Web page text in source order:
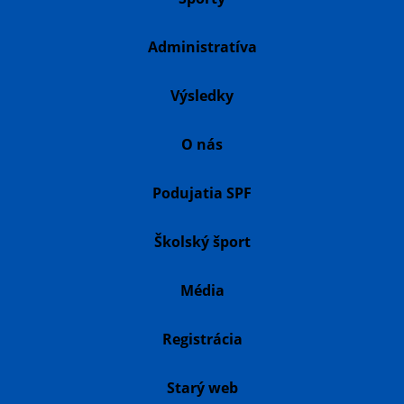
Administratíva
Výsledky
O nás
Podujatia SPF
Školský šport
Média
Registrácia
Starý web